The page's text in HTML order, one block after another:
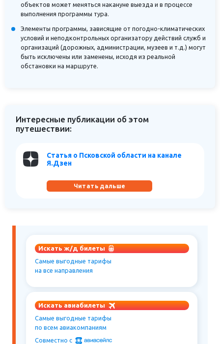
объектов может меняться накануне выезда и в процессе
выполнения программы тура.
Элементы программы, зависящие от погодно-климатических
условий и неподконтрольных организатору действий служб и
организаций (дорожных, администрации, музеев и т.д.) могут
быть исключены или заменены, исходя из реальной
обстановки на маршруте.
Интересные публикации об этом
путешествии:
Статья о Псковской области на канале
Я.Дзен
Читать дальше
Искать ж/д билеты
Самые выгодные тарифы
на все направления
Искать авиабилеты
Самые выгодные тарифы
по всем авиакомпаниям
Совместно c